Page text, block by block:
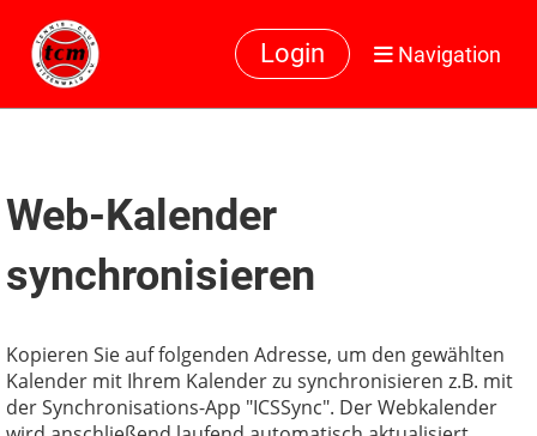
Login Navigation
Web-Kalender
synchronisieren
Kopieren Sie auf folgenden Adresse, um den gewählten
Kalender mit Ihrem Kalender zu synchronisieren z.B. mit
der Synchronisations-App "ICSSync". Der Webkalender